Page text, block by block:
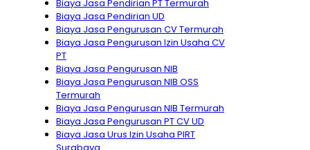
Biaya Jasa Pendirian PT Termurah
Biaya Jasa Pendirian UD
Biaya Jasa Pengurusan CV Termurah
Biaya Jasa Pengurusan Izin Usaha CV
PT
Biaya Jasa Pengurusan NIB
Biaya Jasa Pengurusan NIB OSS
Termurah
Biaya Jasa Pengurusan NIB Termurah
Biaya Jasa Pengurusan PT CV UD
Biaya Jasa Urus Izin Usaha PIRT